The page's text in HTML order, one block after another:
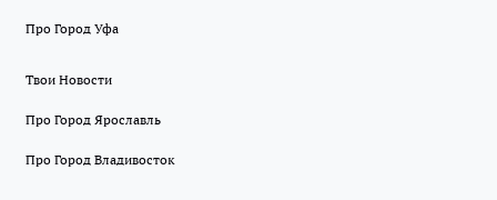
Про Город Уфа
Твои Новости
Про Город Ярославль
Про Город Владивосток